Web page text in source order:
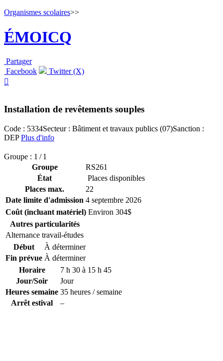
Organismes scolaires>>
ÉMOICQ
Partager
Facebook
Twitter (X)

Installation de revêtements souples
Code : 5334Secteur : Bâtiment et travaux publics (07)Sanction :
DEPPlus d'info
Groupe : 1 / 1
Groupe
RS261
État
Places disponibles
Places max.
22
Date limite d'admission 4 septembre 2026
Coût (incluant matériel) Environ 304$
Autres particularités
Alternance travail-études
Début
À déterminer
Fin prévue À déterminer
Horaire
7 h 30 à 15 h 45
Jour/Soir
Jour
Heures semaine 35 heures / semaine
Arrêt estival
–